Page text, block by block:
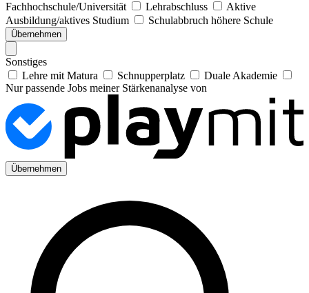
Fachhochschule/Universität
Lehrabschluss
Aktive
Ausbildung/aktives Studium
Schulabbruch höhere Schule
Übernehmen
Sonstiges
Lehre mit Matura
Schnupperplatz
Duale Akademie
Nur passende Jobs meiner Stärkenanalyse von
Übernehmen